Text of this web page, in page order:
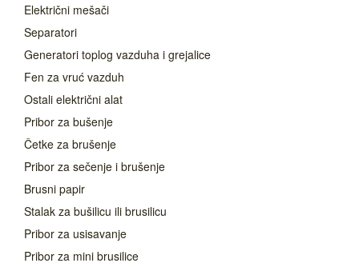
Električni mešači
Separatori
Generatori toplog vazduha i grejalice
Fen za vruć vazduh
Ostali električni alat
Pribor za bušenje
Četke za brušenje
Pribor za sečenje i brušenje
Brusni papir
Stalak za bušilicu ili brusilicu
Pribor za usisavanje
Pribor za mini brusilice